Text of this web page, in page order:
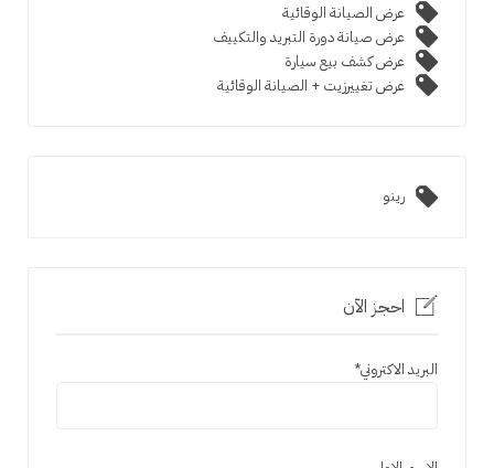
عرض الصيانة الوقائية
عرض صيانة دورة التبريد والتكييف
عرض كشف بيع سيارة
عرض تغييرزيت + الصيانة الوقائية
رينو
احجز الآن
البريد الاكتروني*